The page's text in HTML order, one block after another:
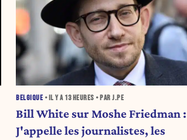
BELGIQUE • IL Y A 13 HEURES • PAR J.PE
Bill White sur Moshe Friedman
J'appelle les journalistes, les